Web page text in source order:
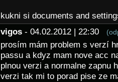
kukni si documents and
vigos - 04.02.2012 | 22:30
prosím mám problem s verzí
passu a kdyz mam nove acc
plnou verzi a normalne zapnu
verzi tak mi to porad pise ze